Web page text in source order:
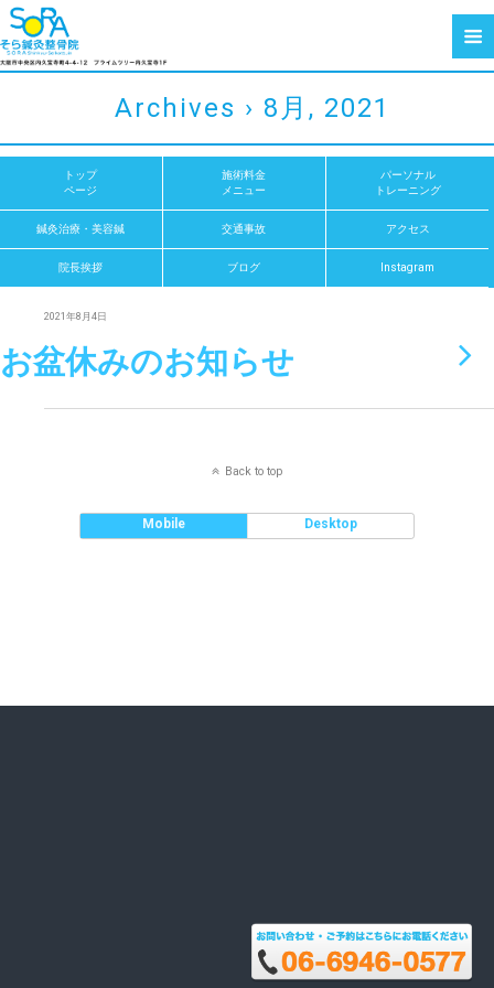
Archives › 8月, 2021
トップ
ページ
施術料金
メニュー
パーソナル
トレーニング
鍼灸治療・美容鍼 交通事故 アクセス
院長挨拶 ブログ Instagram
2021年8月4日
お盆休みのお知らせ
Back to top
Mobile Desktop